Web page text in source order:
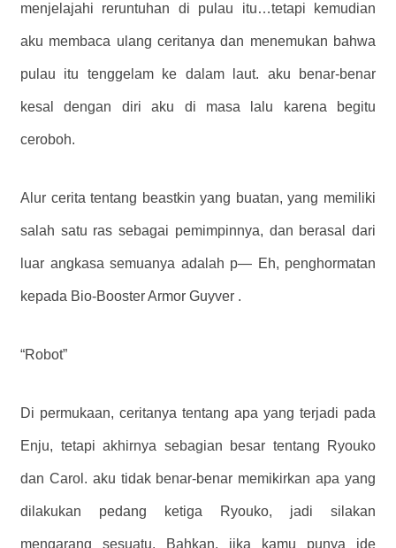
menjelajahi reruntuhan di pulau itu…tetapi kemudian
aku membaca ulang ceritanya dan menemukan bahwa
pulau itu tenggelam ke dalam laut. aku benar-benar
kesal dengan diri aku di masa lalu karena begitu
ceroboh.
Alur cerita tentang beastkin yang buatan, yang memiliki
salah satu ras sebagai pemimpinnya, dan berasal dari
luar angkasa semuanya adalah p— Eh, penghormatan
kepada Bio-Booster Armor Guyver .
“Robot”
Di permukaan, ceritanya tentang apa yang terjadi pada
Enju, tetapi akhirnya sebagian besar tentang Ryouko
dan Carol. aku tidak benar-benar memikirkan apa yang
dilakukan pedang ketiga Ryouko, jadi silakan
mengarang sesuatu. Bahkan, jika kamu punya ide